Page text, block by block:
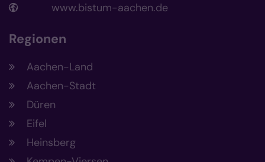
www.bistum-aachen.de
Regionen
Aachen-Land
Aachen-Stadt
Düren
Eifel
Heinsberg